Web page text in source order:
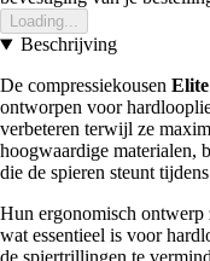
Loading...
Beschrijving
De compressiekousen
ontworpen voor
verbeteren terwijl ze
hoogwaardige materialen,
die de spieren steunt
Hun ergonomisch
wat essentieel is voor